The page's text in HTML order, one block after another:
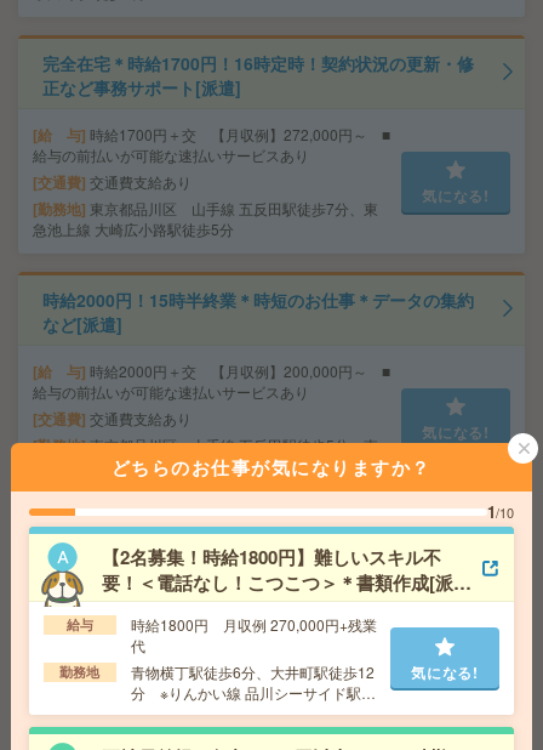
完全在宅＊時給1700円！16時定時！契約状況の更新・修
正など事務サポート[派遣]
給 与 時給1700円＋交 【月収例】272,000円～ ■
給与の前払いが可能な速払いサービスあり
交通費 交通費支給あり
勤務地 東京都品川区 山手線 五反田駅徒歩7分、東
急池上線 大崎広小路駅徒歩5分
気になる!
時給2000円！15時半終業＊時短のお仕事＊データの集約
など[派遣]
給 与 時給2000円＋交 【月収例】200,000円～ ■
給与の前払いが可能な速払いサービスあり
交通費 交通費支給あり
勤務地 東京都品川区 山手線 五反田駅徒歩5分、東
急池上線 大崎広小路駅徒歩1分
気になる!
2名募集！正社員前提＊年収450万円以上＊週2日程度在宅
勤務OK[正社員への紹介予定派遣]
給 与 時給2100円＋交 【月収例】385,875円～ ■
給与の前払いが可能な速払いサービスあり
交通費支給あり
勤務地 神奈川県横浜市中区 みなとみらい線 馬車道
駅徒歩5分、京浜東北線 関内駅徒歩10分
気になる!
どちらのお仕事が気になりますか？
1/10
【2名募集！時給1800円】難しいスキル不
要！＜電話なし！こつこつ＞＊書類作成[派
遣]
給与
時給1800円 月収例 270,000円+残業
代
勤務地
青物横丁駅徒歩6分、大井町駅徒歩12
分 ※りんかい線 品川シーサイド駅か
ら徒歩6分
気になる!